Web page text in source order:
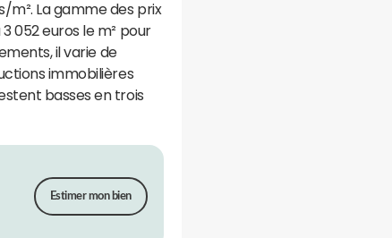
m². La gamme des prix
052 euros le m² pour
il varie de
immobilières
basses en trois
Estimer mon bien